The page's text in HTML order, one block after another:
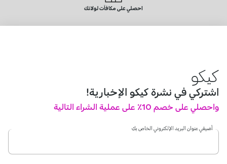
احصلي على مكافآت لولائك
كيكو
اشتركي في نشرة كيكو الإخبارية!
واحصلي على خصم 10٪ على عملية الشراء التالية
أضيفي عنوان البريد الإلكتروني الخاص بكِ